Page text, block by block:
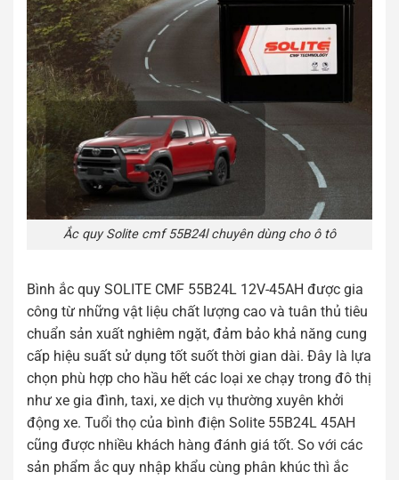
Ắc quy Solite cmf 55B24l chuyên dùng cho ô tô
Bình ắc quy SOLITE CMF 55B24L 12V-45AH được gia
công từ những vật liệu chất lượng cao và tuân thủ tiêu
chuẩn sản xuất nghiêm ngặt, đảm bảo khả năng cung
cấp hiệu suất sử dụng tốt suốt thời gian dài. Đây là lựa
chọn phù hợp cho hầu hết các loại xe chạy trong đô thị
như xe gia đình, taxi, xe dịch vụ thường xuyên khởi
động xe. Tuổi thọ của bình điện Solite 55B24L 45AH
cũng được nhiều khách hàng đánh giá tốt. So với các
sản phẩm ắc quy nhập khẩu cùng phân khúc thì ắc